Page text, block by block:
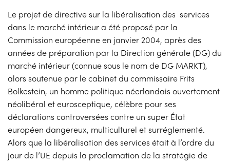
Le projet de directive sur la libéralisation des services
dans le marché intérieur a été proposé par la
Commission européenne en janvier 2004, après des
années de préparation par la Direction générale (DG) du
marché intérieur (connue sous le nom de DG MARKT),
alors soutenue par le cabinet du commissaire Frits
Bolkestein, un homme politique néerlandais ouvertement
néolibéral et eurosceptique, célèbre pour ses
déclarations controversées contre un super État
européen dangereux, multiculturel et surréglementé.
Alors que la libéralisation des services était à l’ordre du
jour de l’UE depuis la proclamation de la stratégie de